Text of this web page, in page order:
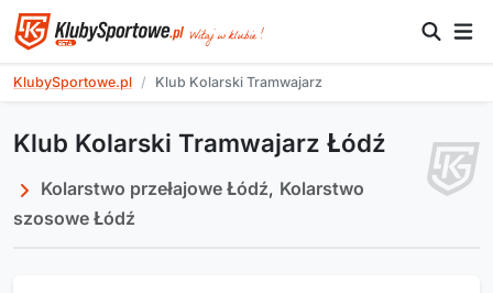
KlubySportowe.pl Klub Kolarski Tramwajarz
Klub Kolarski Tramwajarz Łódź
Kolarstwo przełajowe Łódź, Kolarstwo
szosowe Łódź